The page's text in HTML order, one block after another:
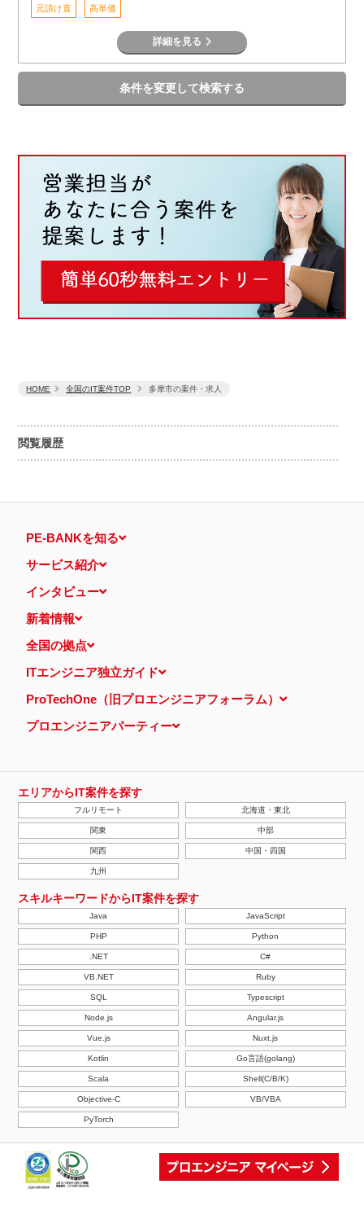
閲覧履歴
HOME 全国のIT案件TOP 多摩市の案件・求人
元請け直 高単価
詳細を見る
条件を変更して検索する
PE-BANKを知る
サービス紹介
インタビュー
新着情報
全国の拠点
ITエンジニア独立ガイド
ProTechOne（旧プロエンジニアフォーラム）
プロエンジニアパーティー
エリアからIT案件を探す
フルリモート 北海道・東北
関東 中部
関西 中国・四国
九州
スキルキーワードからIT案件を探す
Java JavaScript
PHP Python
.NET C#
VB.NET Ruby
SQL Typescript
Node.js Angular.js
Vue.js Nuxt.js
Kotlin Go言語(golang)
Scala Shell(C/B/K)
Objective-C VB/VBA
PyTorch